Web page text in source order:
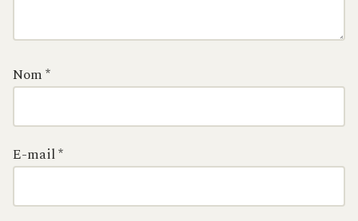
Nom*
E-mail*